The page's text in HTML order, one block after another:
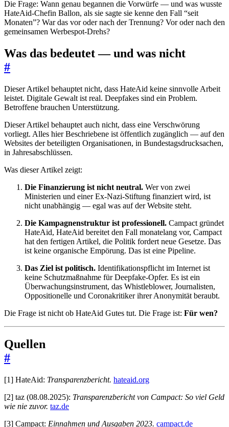
Die Frage: Wann genau begannen die Vorwürfe — und was wusste
HateAid-Chefin Ballon, als sie sagte sie kenne den Fall “seit
Monaten”? War das vor oder nach der Trennung? Vor oder nach den
gemeinsamen Werbespot-Drehs?
Was das bedeutet — und was nicht
#
Dieser Artikel behauptet nicht, dass HateAid keine sinnvolle Arbeit
leistet. Digitale Gewalt ist real. Deepfakes sind ein Problem.
Betroffene brauchen Unterstützung.
Dieser Artikel behauptet auch nicht, dass eine Verschwörung
vorliegt. Alles hier Beschriebene ist öffentlich zugänglich — auf den
Websites der beteiligten Organisationen, in Bundestagsdrucksachen,
in Jahresabschlüssen.
Was dieser Artikel zeigt:
Die Finanzierung ist nicht neutral. Wer von zwei
Ministerien und einer Ex-Nazi-Stiftung finanziert wird, ist
nicht unabhängig — egal was auf der Website steht.
Die Kampagnenstruktur ist professionell. Campact gründet
HateAid, HateAid bereitet den Fall monatelang vor, Campact
hat den fertigen Artikel, die Politik fordert neue Gesetze. Das
ist keine organische Empörung. Das ist eine Pipeline.
Das Ziel ist politisch. Identifikationspflicht im Internet ist
keine Schutzmaßnahme für Deepfake-Opfer. Es ist ein
Überwachungsinstrument, das Whistleblower, Journalisten,
Oppositionelle und Coronakritiker ihrer Anonymität beraubt.
Die Frage ist nicht ob HateAid Gutes tut. Die Frage ist: Für wen?
Quellen
#
[1] HateAid: Transparenzbericht. hateaid.org
[2] taz (08.08.2025): Transparenzbericht von Campact: So viel Geld
wie nie zuvor. taz.de
[3] Campact: Einnahmen und Ausgaben 2023. campact.de